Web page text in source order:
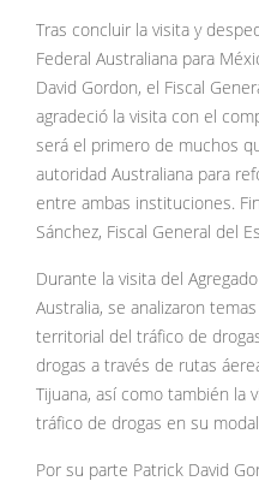
Tras concluir la visita y
Federal Australiana para
David Gordon, el Fiscal
agradeció la visita con el
será el primero de muchos
autoridad Australiana para
entre ambas instituciones.
Sánchez, Fiscal General del
Durante la visita del
Australia, se analizaron
territorial del tráfico de
drogas a través de rutas
Tijuana, así como también la
tráfico de drogas en su
Por su parte Patrick David